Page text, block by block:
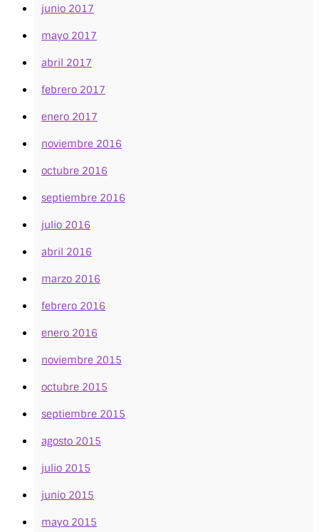
junio 2017
mayo 2017
abril 2017
febrero 2017
enero 2017
noviembre 2016
octubre 2016
septiembre 2016
julio 2016
abril 2016
marzo 2016
febrero 2016
enero 2016
noviembre 2015
octubre 2015
septiembre 2015
agosto 2015
julio 2015
junio 2015
mayo 2015